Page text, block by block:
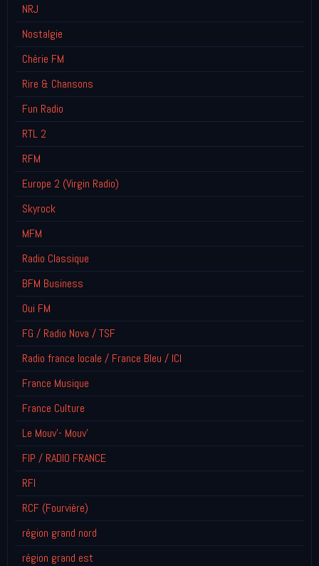
NRJ
Nostalgie
Chérie FM
Rire & Chansons
Fun Radio
RTL 2
RFM
Europe 2 (Virgin Radio)
Skyrock
MFM
Radio Classique
BFM Business
Oui FM
FG / Radio Nova / TSF
Radio france locale / France Bleu / ICI
France Musique
France Culture
Le Mouv'- Mouv'
FIP / RADIO FRANCE
RFI
RCF (Fourvière)
région grand nord
région grand est